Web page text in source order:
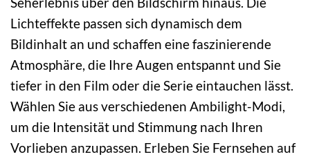
Lichteffekte passen sich dynamisch dem
Bildinhalt an und schaffen eine faszinierende
Atmosphäre, die Ihre Augen entspannt und Sie
tiefer in den Film oder die Serie eintauchen lässt.
Wählen Sie aus verschiedenen Ambilight-Modi,
um die Intensität und Stimmung nach Ihren
Vorlieben anzupassen. Erleben Sie Fernsehen auf